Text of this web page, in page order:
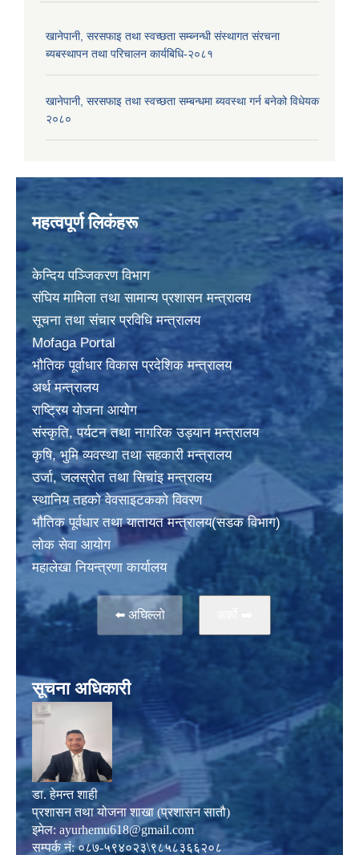
खानेपानी, सरसफाइ तथा स्वच्छता सम्ब्नन्धी संस्थागत संरचना
ब्यबस्थापन तथा परिचालन कार्यबिधि-२०८१
खानेपानी, सरसफाइ तथा स्वच्छता सम्बन्धमा ब्यवस्था गर्न बनेको विधेयक
२०८०
महत्वपूर्ण लिकंहरू
केन्दिय पञ्जिकरण विभाग
संघिय मामिला तथा सामान्य प्रशासन मन्त्रालय
सूचना तथा संचार प्रविधि मन्त्रालय
Mofaga Portal
भाैतिक पूर्वाधार विकास प्रदेशिक मन्त्रालय
अर्थ मन्त्रालय
राष्ट्रिय योजना आयोग
संस्कृति, पर्यटन तथा नागरिक उड्यान मन्त्रालय
कृषि, भुमि व्यवस्था तथा सहकारी मन्त्रालय
उर्जा, जलस्राेत तथा सिचांइ मन्त्रालय
स्थानिय तहकाे वेवसाइटककाे विवरण
भाैतिक पूर्वधार तथा यातायत मन्त्रालय(सडक विभाग)
लाेक सेवा आयोग
महालेखा नियन्त्रणा कार्यालय
⬅️ अघिल्लो
सूचना अधिकारी
डा. हेमन्त शाही
प्रशासन तथा योजना शाखा (प्रशासन सातौ)
इमेल: ayurhemu618@gmail.com
सम्पर्क नं: ०८७-५९४०२३\९८५८३६६२०८